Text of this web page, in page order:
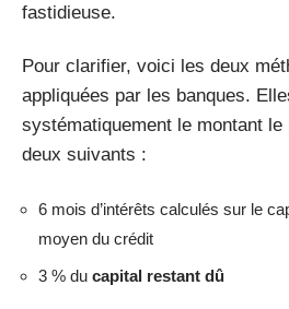
fastidieuse.
Pour clarifier, voici les deux
appliquées par les banques.
systématiquement le montant
deux suivants :
6 mois d’intérêts calculés sur le
moyen du crédit
3 % du capital restant dû